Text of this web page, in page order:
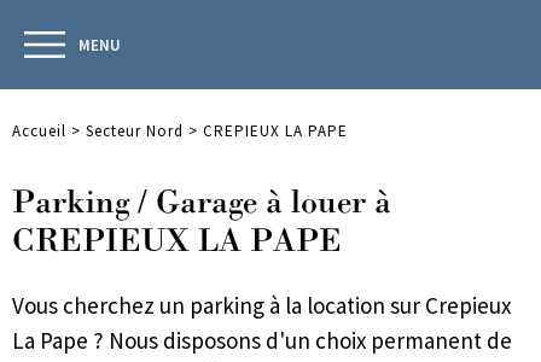
MENU
Accueil > Secteur Nord > CREPIEUX LA PAPE
Parking / Garage à louer à
CREPIEUX LA PAPE
Vous cherchez un parking à la location sur Crepieux
La Pape ? Nous disposons d'un choix permanent de